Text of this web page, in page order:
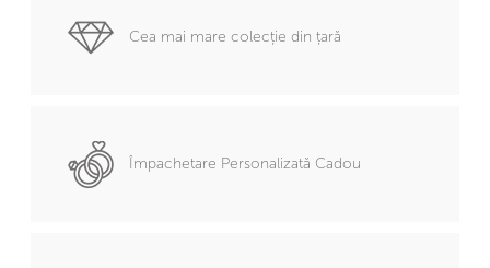
Cea mai mare colecție din țară
Împachetare Personalizată Cadou